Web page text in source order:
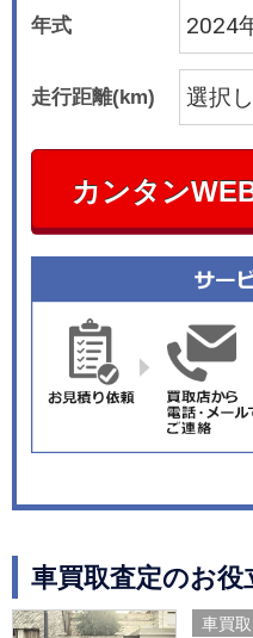
年式
走行距離(km)
カンタン
車買取査定のお役
車買